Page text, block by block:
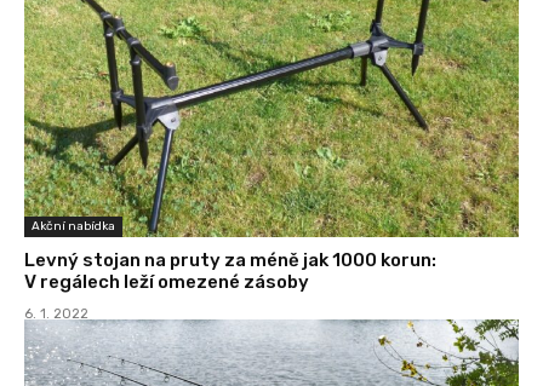
Akční nabídka
Levný stojan na pruty za méně jak 1000 korun:
V regálech leží omezené zásoby
6. 1. 2022